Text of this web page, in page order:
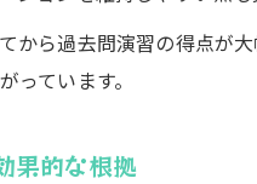
から過去問演習の得点が
っています。
果的な根拠